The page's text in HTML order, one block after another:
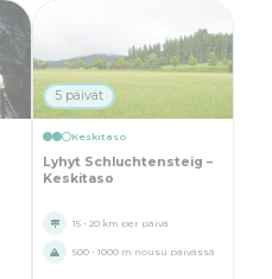
5 päivät
Keskitaso
Lyhyt Schluchtensteig –
Keskitaso
15 - 20 km per päivä
500 - 1000 m nousu päivässä